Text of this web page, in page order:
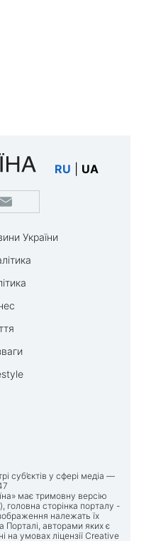
RU UA
України
суб’єктів у сфері медіа —
має тримовну версію
головна сторінка порталу -
належать їх
Порталі, авторами яких є
на умовах ліцензії Creative